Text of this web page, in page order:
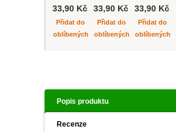
PRYŠEC
33,90 Kč
Přidat do
oblíbených
33,90 Kč
Přidat do
oblíbených
33,90 Kč
Přidat do
oblíbených
Popis produktu
Recenze